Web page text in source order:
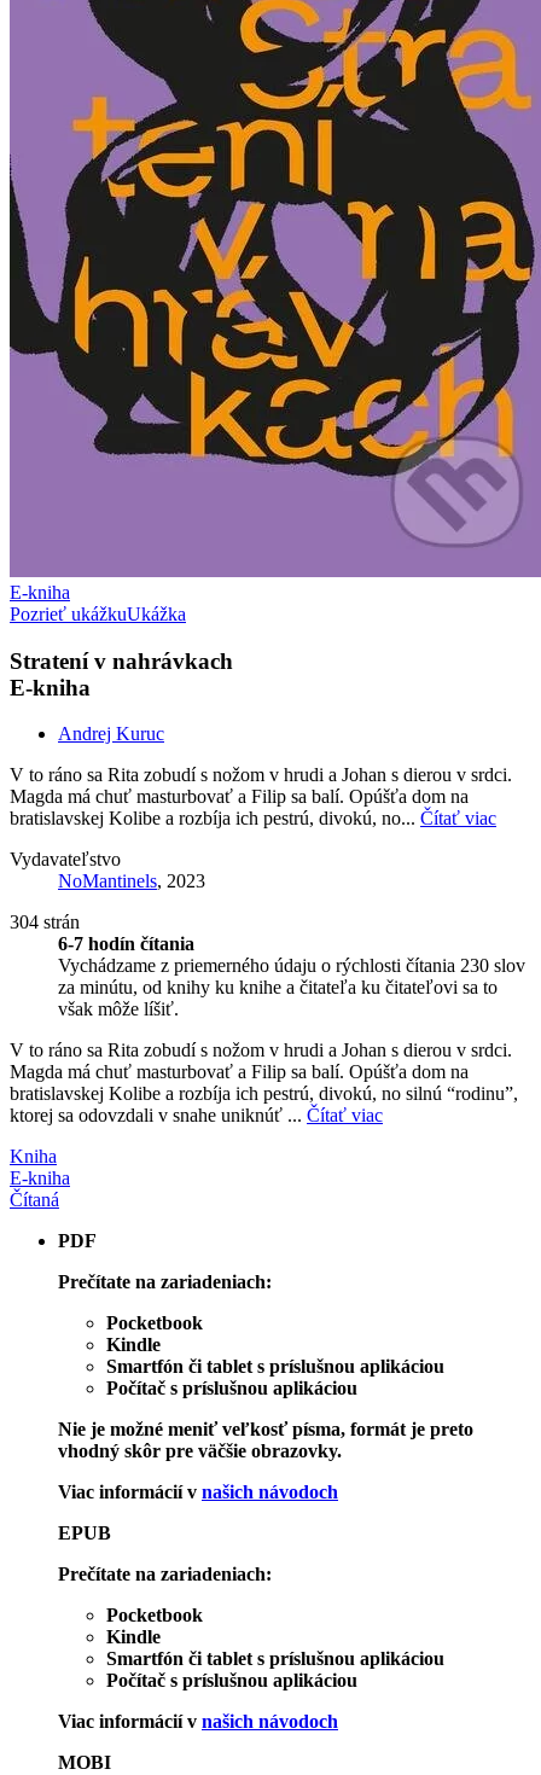
E-kniha
Pozrieť ukážkuUkážka
Stratení v nahrávkach
E-kniha
Andrej Kuruc
V to ráno sa Rita zobudí s nožom v hrudi a Johan s dierou v srdci.
Magda má chuť masturbovať a Filip sa balí. Opúšťa dom na
bratislavskej Kolibe a rozbíja ich pestrú, divokú, no... Čítať viac
Vydavateľstvo
NoMantinels, 2023
304 strán
6-7 hodín čítania
Vychádzame z priemerného údaju o rýchlosti čítania 230 slov
za minútu, od knihy ku knihe a čitateľa ku čitateľovi sa to
však môže líšiť.
V to ráno sa Rita zobudí s nožom v hrudi a Johan s dierou v srdci.
Magda má chuť masturbovať a Filip sa balí. Opúšťa dom na
bratislavskej Kolibe a rozbíja ich pestrú, divokú, no silnú “rodinu”,
ktorej sa odovzdali v snahe uniknúť ... Čítať viac
Kniha
E-kniha
Čítaná
PDF
Prečítate na zariadeniach:
Pocketbook
Kindle
Smartfón či tablet s príslušnou aplikáciou
Počítač s príslušnou aplikáciou
Nie je možné meniť veľkosť písma, formát je preto
vhodný skôr pre väčšie obrazovky.
Viac informácií v našich návodoch
EPUB
Prečítate na zariadeniach:
Pocketbook
Kindle
Smartfón či tablet s príslušnou aplikáciou
Počítač s príslušnou aplikáciou
Viac informácií v našich návodoch
MOBI